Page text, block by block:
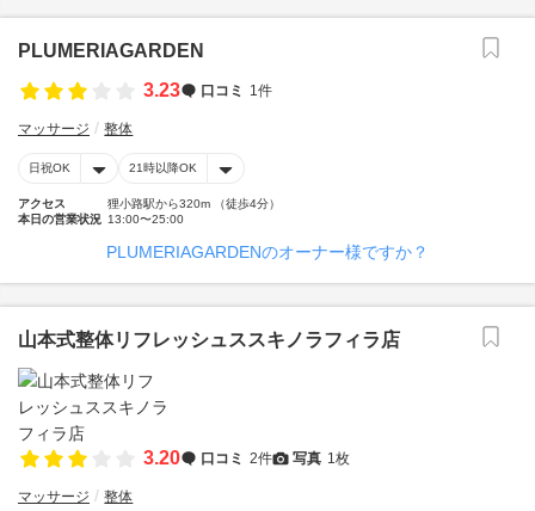
PLUMERIAGARDEN
3.23
口コミ 1件
マッサージ 整体
日祝OK 21時以降OK
アクセス
狸小路駅から320m （徒歩4分）
本日の営業状況 13:00〜25:00
PLUMERIAGARDENのオーナー様ですか？
山本式整体リフレッシュススキノラフィラ店
3.20 口コミ 2件 写真 1枚
マッサージ 整体